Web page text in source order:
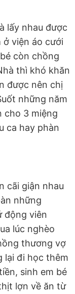
lấy nhau được
ở viện áo cưới
còn chồng
thì khó khăn
được nên chị
những năm
cho 3 miệng
ca hay phàn
cãi giận nhau
những
động viên
lúc nghèo
thương vợ
lại đi học thêm
sinh em bé
lợn về ăn từ